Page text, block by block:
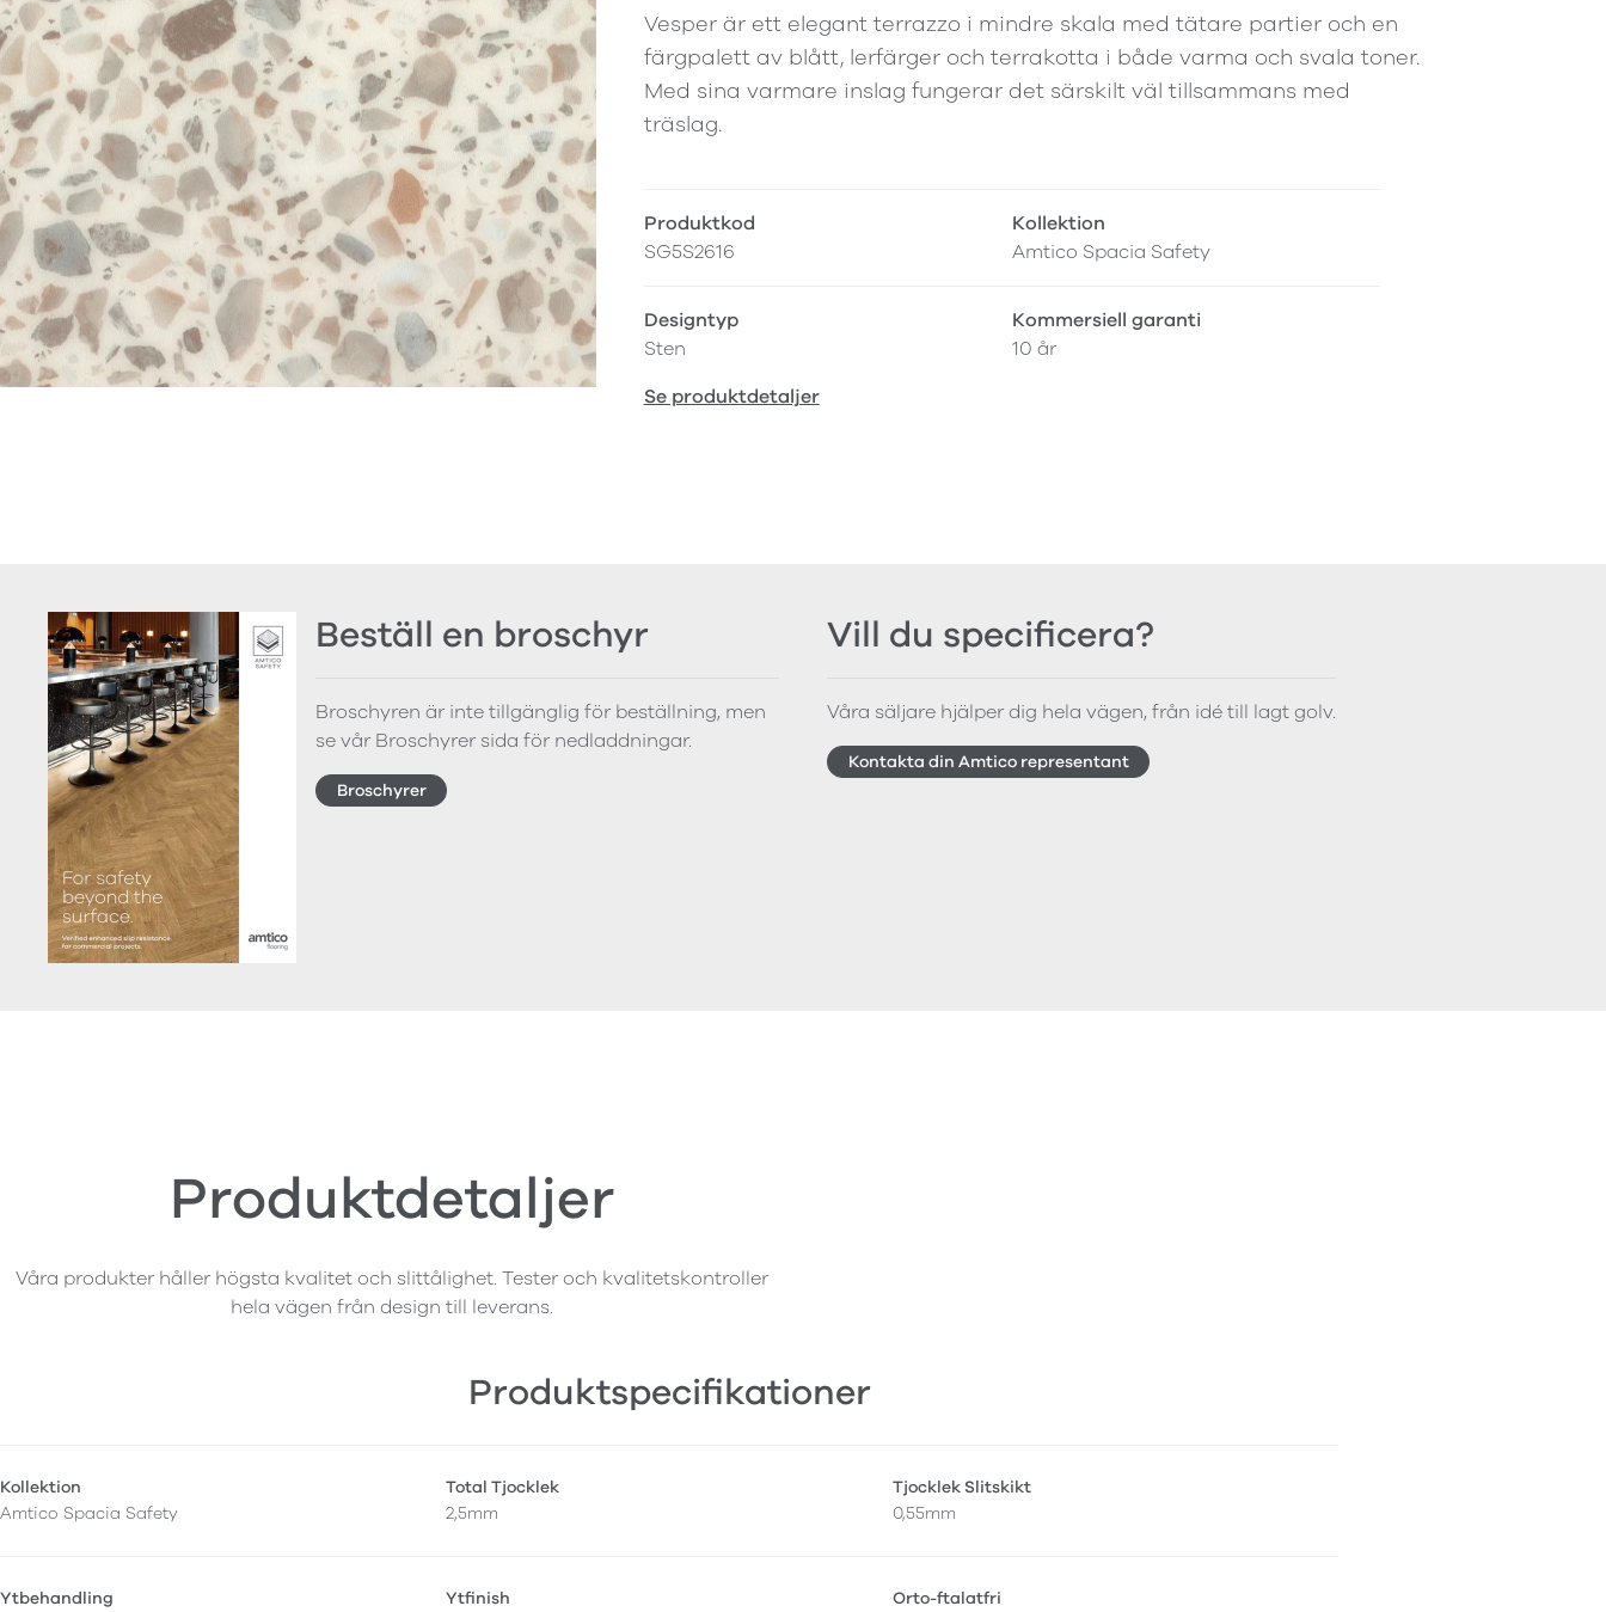
Vesper är ett elegant terrazzo i mindre skala med tätare partier och en
färgpalett av blått, lerfärger och terrakotta i både varma och svala toner.
Med sina varmare inslag fungerar det särskilt väl tillsammans med
träslag.
Produktkod
SG5S2616
Kollektion
Amtico Spacia Safety
Designtyp
Sten
Kommersiell garanti
10 år
Se produktdetaljer
Beställ en broschyr
Broschyren är inte tillgänglig för beställning, men
se vår Broschyrer sida för nedladdningar.
Broschyrer
Vill du specificera?
Våra säljare hjälper dig hela vägen, från idé till lagt golv.
Kontakta din Amtico representant
Produktdetaljer
Våra produkter håller högsta kvalitet och slittålighet. Tester och kvalitetskontroller
hela vägen från design till leverans.
Produktspecifikationer
Kollektion
Amtico Spacia Safety
Total Tjocklek
2,5mm
Tjocklek Slitskikt
0,55mm
Ytbehandling
Ytfinish
Orto-ftalatfri